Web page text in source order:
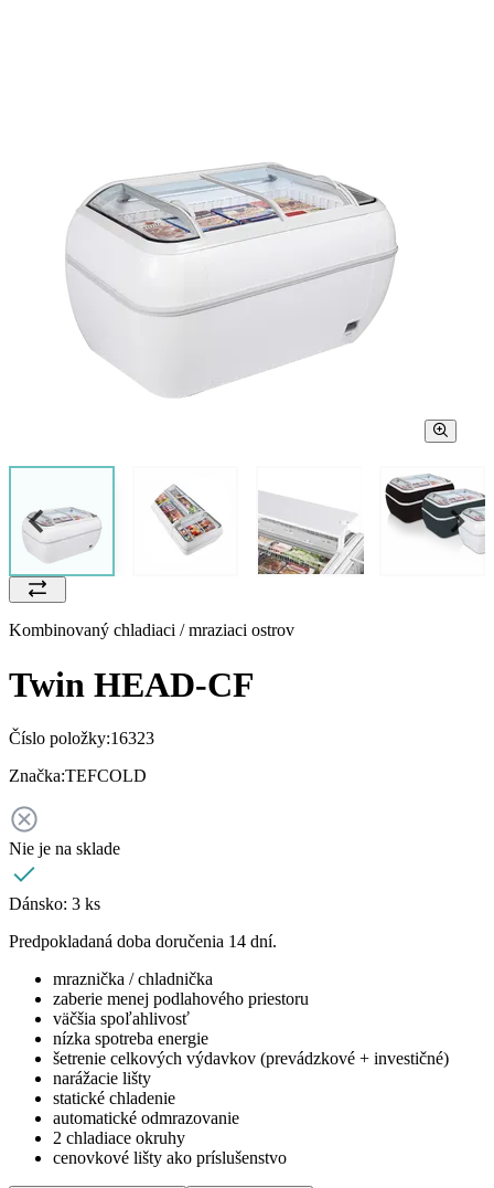
Kombinovaný chladiaci / mraziaci ostrov
Twin HEAD-CF
Číslo položky:16323
Značka:TEFCOLD
Nie je na sklade
Dánsko: 3 ks
Predpokladaná doba doručenia 14 dní.
mraznička / chladnička
zaberie menej podlahového priestoru
väčšia spoľahlivosť
nízka spotreba energie
šetrenie celkových výdavkov (prevádzkové + investičné)
narážacie lišty
statické chladenie
automatické odmrazovanie
2 chladiace okruhy
cenovkové lišty ako príslušenstvo